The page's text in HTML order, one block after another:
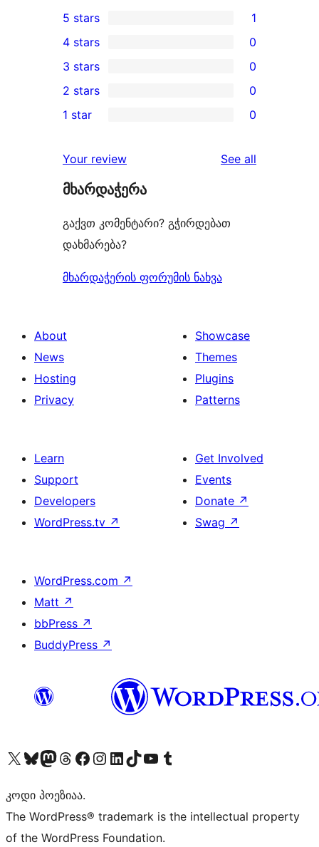
1
5-
star
review
5 stars 1
4-
star
reviews
4 stars 0
0
3-
star
3 stars 0
2-
reviews
2 stars 0
star
reviews
1 star 0
Your review See all
მხარდაჭერა
გაქვთ კომენტარი? გჭირდებათ
დახმარება?
მხარდაჭერის ფორუმის ნახვა
About
News
Hosting
Privacy
Showcase
Themes
Plugins
Patterns
Learn
Support
Developers
WordPress.tv ↗
Get Involved
Events
Donate ↗
Swag ↗
WordPress.com ↗
Matt ↗
bbPress ↗
BuddyPress ↗
Visit our X (formerly Twitter) account
Visit our Bluesky account
Visit our Mastodon account
Visit our Threads account
Visit our Facebook page
Visit our Instagram account
Visit our LinkedIn account
Visit our TikTok account
Visit our YouTube channel
Visit our Tumblr account
კოდი პოეზიაა.
The WordPress® trademark is the intellectual property
of the WordPress Foundation.